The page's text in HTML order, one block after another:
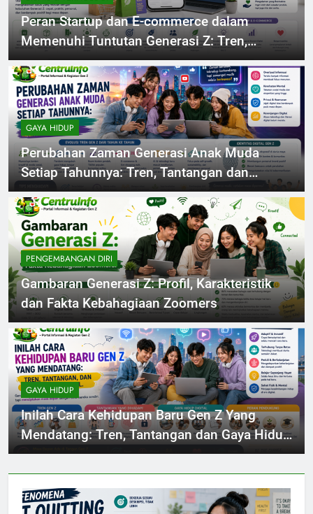
Peran Startup dan E-commerce dalam
Memenuhi Tuntutan Generasi Z: Tren,
Inovasi dan Solusi
GAYA HIDUP
Perubahan Zaman Generasi Anak Muda
Setiap Tahunnya: Tren, Tantangan dan
Identitas Digital
PENGEMBANGAN DIRI
Gambaran Generasi Z: Profil, Karakteristik
dan Fakta Kebahagiaan Zoomers
GAYA HIDUP
Inilah Cara Kehidupan Baru Gen Z Yang
Mendatang: Tren, Tantangan dan Gaya Hidup
Digital